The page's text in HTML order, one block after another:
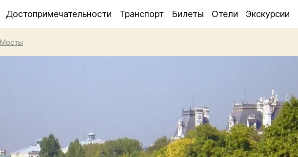
Достопримечательности Транспорт Билеты Отели Экскурсии
Мосты